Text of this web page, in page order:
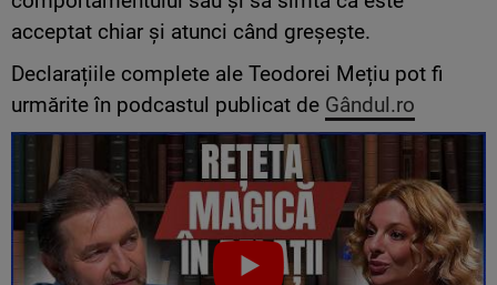
acceptat chiar și atunci când greșește.
Declarațiile complete ale Teodorei Mețiu pot fi
urmărite în podcastul publicat de Gândul.ro